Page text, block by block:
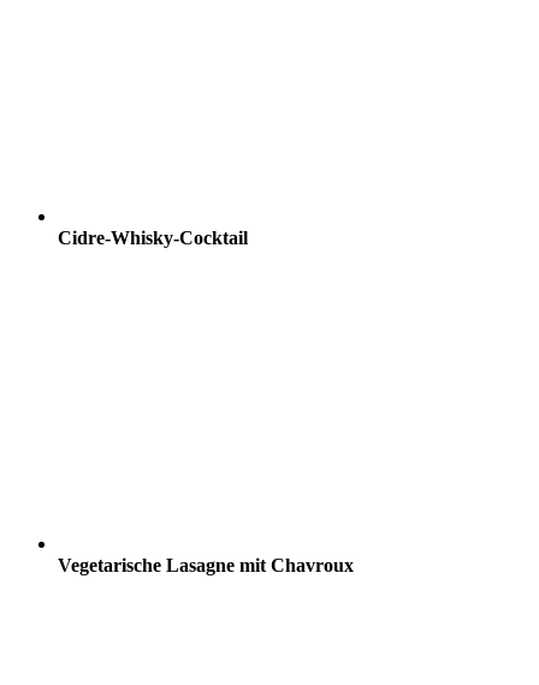
Cidre-Whisky-Cocktail
Vegetarische Lasagne mit Chavroux